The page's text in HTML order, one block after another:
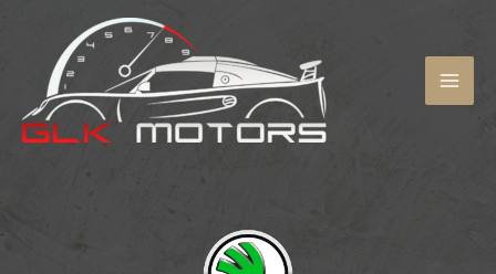
contenu